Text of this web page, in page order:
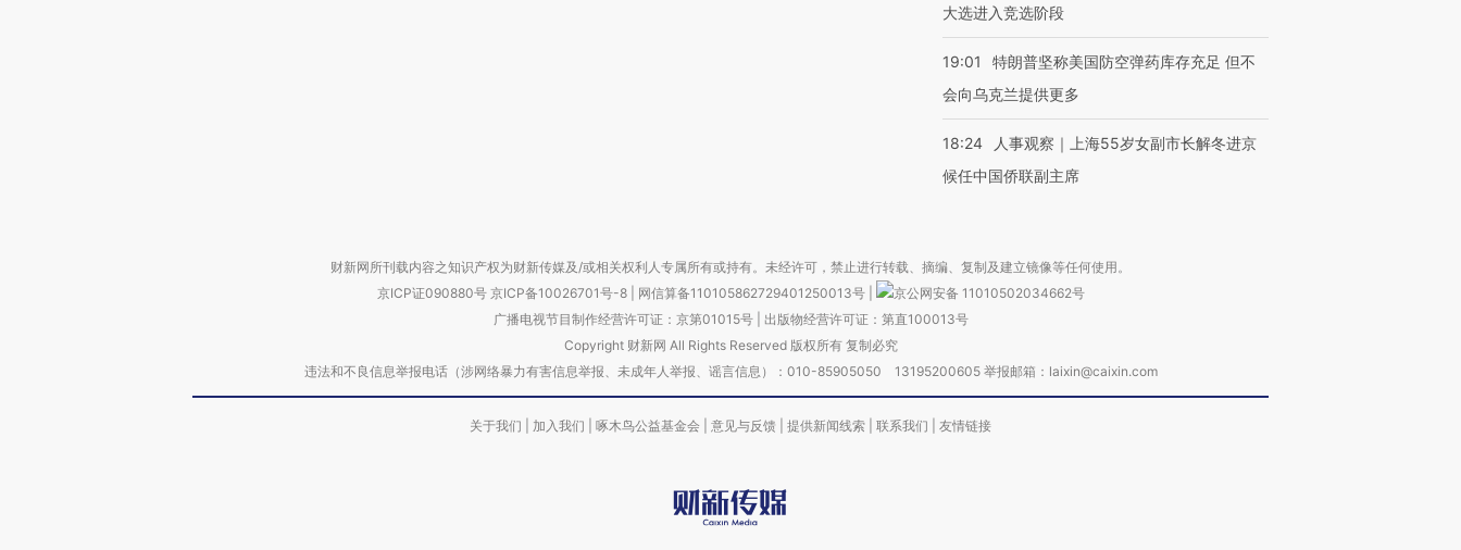
大选进入竞选阶段
19:01
特朗普坚称美国防空弹药库存充足 但不
会向乌克兰提供更多
18:24
人事观察｜上海55岁女副市长解冬进京
候任中国侨联副主席
财新网所刊载内容之知识产权为财新传媒及/或相关权利人专属所有或持有。未经许可，禁止进行转载、摘编、复制及建立镜像等任何使用。
京ICP证090880号 京ICP备10026701号-8 网信算备110105862729401250013号
京公网安备 11010502034662号
广播电视节目制作经营许可证：京第01015号| 出版物经营许可证：第直100013号
Copyright 财新网 All Rights Reserved 版权所有 复制必究
违法和不良信息举报电话（涉网络暴力有害信息举报、未成年人举报、谣言信息）：010-85905050 13195200605 举报邮箱：laixin@caixin.com
关于我们 加入我们 啄木鸟公益基金会 意见与反馈 提供新闻线索 联系我们 友情链接